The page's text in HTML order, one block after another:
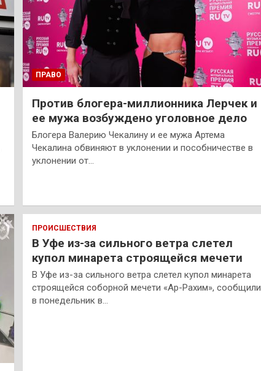
ПРАВО
Против блогера-миллионника Лерчек и
ее мужа возбуждено уголовное дело
Блогера Валерию Чекалину и ее мужа Артема
Чекалина обвиняют в уклонении и пособничестве в
уклонении от…
ПРОИСШЕСТВИЯ
В Уфе из-за сильного ветра слетел
купол минарета строящейся мечети
В Уфе из-за сильного ветра слетел купол минарета
строящейся соборной мечети «Ар-Рахим», сообщили
в понедельник в…